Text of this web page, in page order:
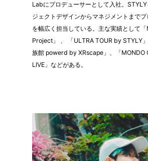
Labにプロデューサーとして入社。
ジェクトデザインからマネジメントまで
を幅広く担当している。主な実績として
Project」 、 「ULTRA TOUR by STYLY
族館 powerd by XRscape」、「MONDO
LIVE」などがある。